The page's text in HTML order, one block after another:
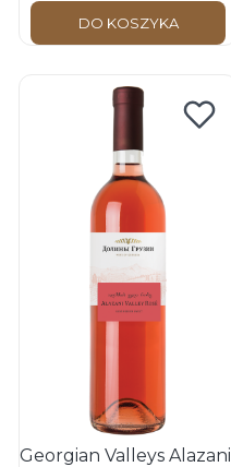
DO KOSZYKA
Georgian Valleys Alazani